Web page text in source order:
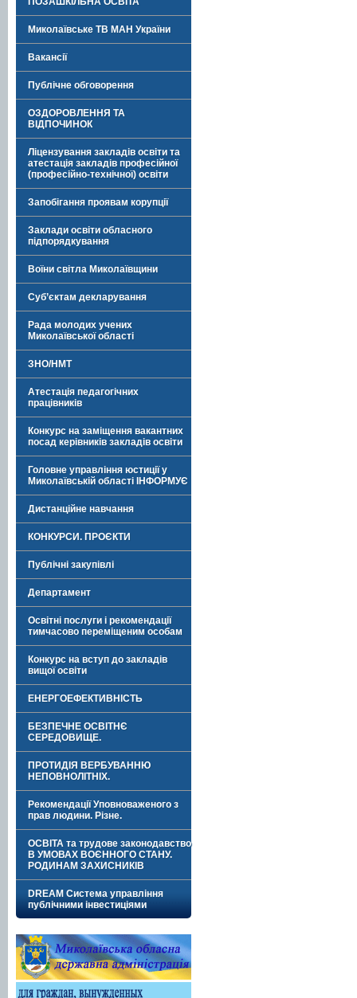
Миколаївське ТВ МАН України
Вакансії
Публічне обговорення
ОЗДОРОВЛЕННЯ ТА
ВІДПОЧИНОК
Ліцензування закладів освіти та
атестація закладів професійної
(професійно-технічної) освіти
Запобігання проявам корупції
Заклади освіти обласного
підпорядкування
Воїни світла Миколаївщини
Суб’єктам декларування
Рада молодих учених
Миколаївської області
ЗНО/НМТ
Атестація педагогічних
працівників
Конкурс на заміщення вакантних
посад керівників закладів освіти
Головне управління юстиції у
Миколаївській області ІНФОРМУЄ
Дистанційне навчання
КОНКУРСИ. ПРОЄКТИ
Публічні закупівлі
Департамент
Освітні послуги і рекомендації
тимчасово переміщеним особам
Конкурс на вступ до закладів
вищої освіти
ЕНЕРГОЕФЕКТИВНІСТЬ
БЕЗПЕЧНЕ ОСВІТНЄ
СЕРЕДОВИЩЕ.
ПРОТИДІЯ ВЕРБУВАННЮ
НЕПОВНОЛІТНІХ.
Рекомендації Уповноваженого з
прав людини. Різне.
ОСВІТА та трудове законодавство
В УМОВАХ ВОЄННОГО СТАНУ.
РОДИНАМ ЗАХИСНИКІВ
DREAM Система управління
публічними інвестиціями